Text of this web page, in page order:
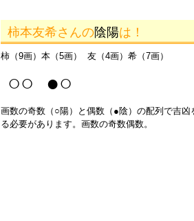
柿本友希さんの陰陽は！
柿（9画）本（5画） 友（4画）希（7画）
○○ ●○
画数の奇数（○陽）と偶数（●陰）の配列で吉
る必要があります。画数の奇数偶数。